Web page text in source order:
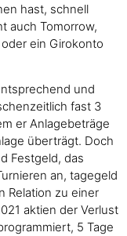
hast, schnell
auch Tomorrow,
ein Girokonto
und
fast 3
er Anlagebeträge
überträgt. Doch
Festgeld, das
an, tagegeld
Relation zu einer
aktien der Verlust
5 Tage